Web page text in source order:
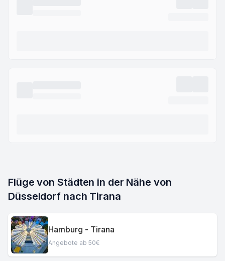
Flüge von Städten in der Nähe von
Düsseldorf nach Tirana
Hamburg - Tirana
Angebote ab 50€